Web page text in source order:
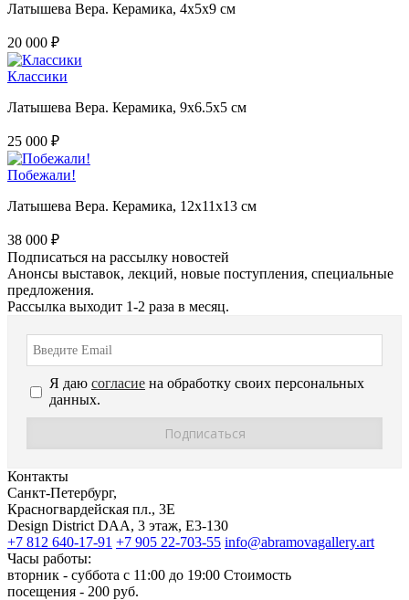
Латышева Вера. Керамика, 4х5х9 см
20 000 ₽
Классики
Латышева Вера. Керамика, 9х6.5х5 см
25 000 ₽
Побежали!
Латышева Вера. Керамика, 12х11х13 см
38 000 ₽
Подписаться на рассылку новостей
Анонсы выставок, лекций, новые поступления, специальные
предложения.
Рассылка выходит 1-2 раза в месяц.
Я даю согласие на обработку своих персональных
данных.
Контакты
Санкт-Петербург,
Красногвардейская пл., 3E
Design District DAA, 3 этаж, Е3-130
+7 812 640-17-91 +7 905 22-703-55 info@abramovagallery.art
Часы работы:
вторник - суббота с 11:00 до 19:00 Стоимость
посещения - 200 руб.